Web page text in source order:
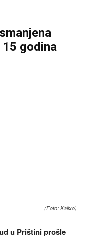
godina
(Foto: Kallxo)
u Prištini prošle